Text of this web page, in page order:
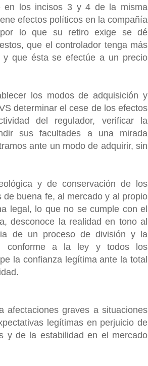
en los incisos 3 y 4 de la misma
efectos políticos en la compañía
lo que su retiro exige se dé
que el controlador tenga más
que ésta se efectúe a un precio
los modos de adquisición y
determinar el cese de los efectos
del regulador, verificar la
sus facultades a una mirada
ante un modo de adquirir, sin
y de conservación de los
buena fe, al mercado y al propio
legal, lo que no se cumple con el
desconoce la realidad en tono al
de un proceso de división y la
conforme a la ley y todos los
la confianza legítima ante la total
afectaciones graves a situaciones
legítimas en perjuicio de
y de la estabilidad en el mercado